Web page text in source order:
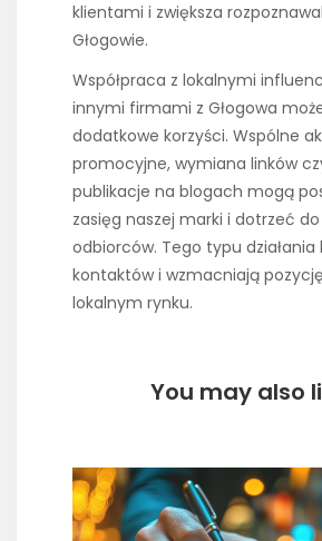
klientami i zwiększa
Głogowie.
Współpraca z lokalnymi
innymi firmami z Głogowa
dodatkowe korzyści. Wspólne
promocyjne, wymiana linków
publikacje na blogach mogą
zasięg naszej marki i dotrzeć
odbiorców. Tego typu działania
kontaktów i wzmacniają
lokalnym rynku.
You may also